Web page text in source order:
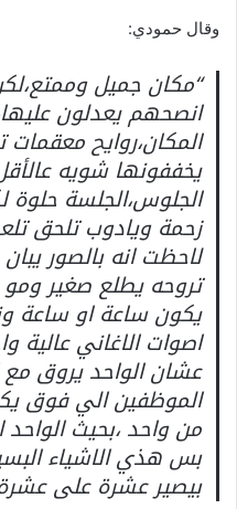
وقال حمودي:
“مكان جميل
انصحهم يعدلون
المكان،روايح
يخففونها شويه
الجلوس،الجلسة
زحمة ويادوب تلحق
لاحظت انه بالصور
تروحه يطلع صغير
يكون ساعة او ساعة
اصوات الاغاني
عشان الواحد يروق مع
الموظفين الي فوق
من واحد ،بحيث
بس هذي الاشياء
بيصير عشرة على